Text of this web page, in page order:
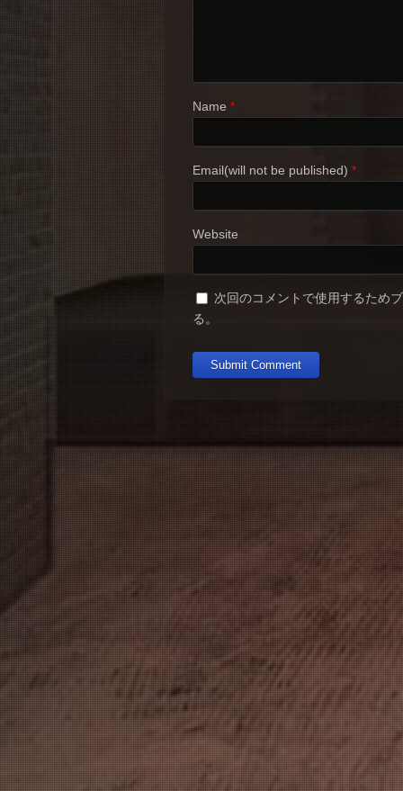
Name *
Email(will not be published) *
Website
次回のコメントで使用するため
る。